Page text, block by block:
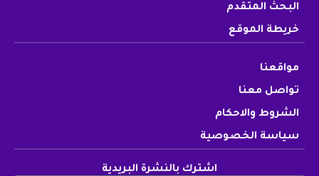
البحث المتقدم
خريطة الموقع
مواقعنا
تواصل معنا
الشروط والاحكام
سياسة الخصوصية
اشترك بالنشرة البريدية